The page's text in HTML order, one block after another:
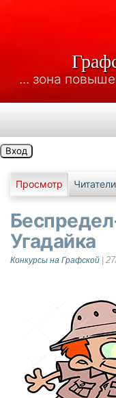
... зона
Вход
Главные
Просмотр Читатели
Угадайка
Конкурсы на Графской